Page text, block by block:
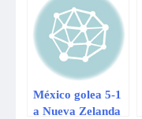
Zelanda
México golea 5-1
a Nueva Zelanda